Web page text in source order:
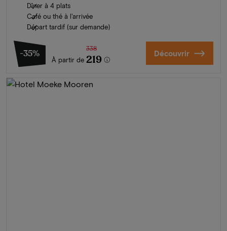
Dîner à 4 plats
Café ou thé à l'arrivée
Départ tardif (sur demande)
-35%
À partir de
338
219 Découvrir